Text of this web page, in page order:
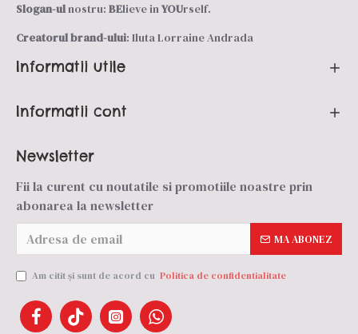
Slogan-ulnostru: BElieve inYOUrself.
Creatorul brand-ului: Iluta Lorraine Andrada
Informatii utile
Informatii cont
Newsletter
Fii la curent cu noutatile si promotiile noastre prin
abonarea la newsletter
MA ABONEZ
Am citit şi sunt de acord cu Politica de confidentialitate